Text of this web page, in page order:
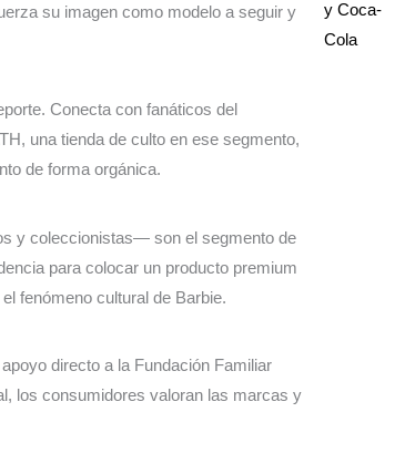
su imagen como modelo a seguir y
Conecta con fanáticos del
una tienda de culto en ese segmento,
de forma orgánica.
y coleccionistas— son el segmento de
para colocar un producto premium
fenómeno cultural de Barbie.
directo a la Fundación Familiar
los consumidores valoran las marcas y